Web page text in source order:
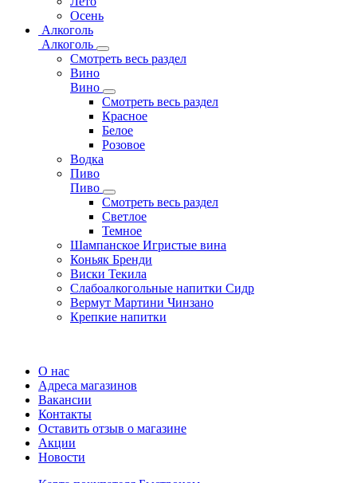
Осень
Алкоголь
Алкоголь
Смотреть весь раздел
Вино
Вино
Смотреть весь раздел
Красное
Белое
Розовое
Водка
Пиво
Пиво
Смотреть весь раздел
Cветлое
Темное
Шампанское Игристые вина
Коньяк Бренди
Виски Текила
Слабоалкогольные напитки Сидр
Вермут Мартини Чинзано
Крепкие напитки
О нас
Адреса магазинов
Вакансии
Контакты
Оставить отзыв о магазине
Акции
Новости